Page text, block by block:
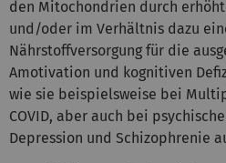
den Mitochondrien durch
und/oder im Verhältnis dazu
Nährstoffversorgung für die
Amotivation und kognitiven
wie sie beispielsweise bei
COVID, aber auch bei
Depression und Schizophrenie